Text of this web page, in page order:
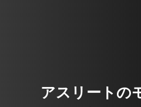
アスリートの